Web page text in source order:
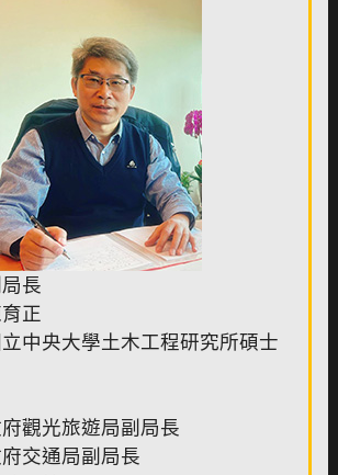
長
正
中央大學土木工程研究所碩士
觀光旅遊局副局長
交通局副局長